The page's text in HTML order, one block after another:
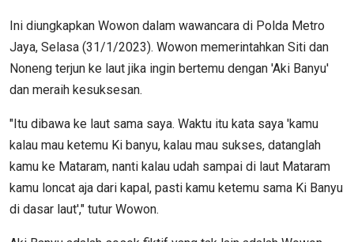
Ini diungkapkan Wowon dalam wawancara di Polda Metro
Jaya, Selasa (31/1/2023). Wowon memerintahkan Siti dan
Noneng terjun ke laut jika ingin bertemu dengan 'Aki Banyu'
dan meraih kesuksesan.
"Itu dibawa ke laut sama saya. Waktu itu kata saya 'kamu
kalau mau ketemu Ki banyu, kalau mau sukses, datanglah
kamu ke Mataram, nanti kalau udah sampai di laut Mataram
kamu loncat aja dari kapal, pasti kamu ketemu sama Ki Banyu
di dasar laut'," tutur Wowon.